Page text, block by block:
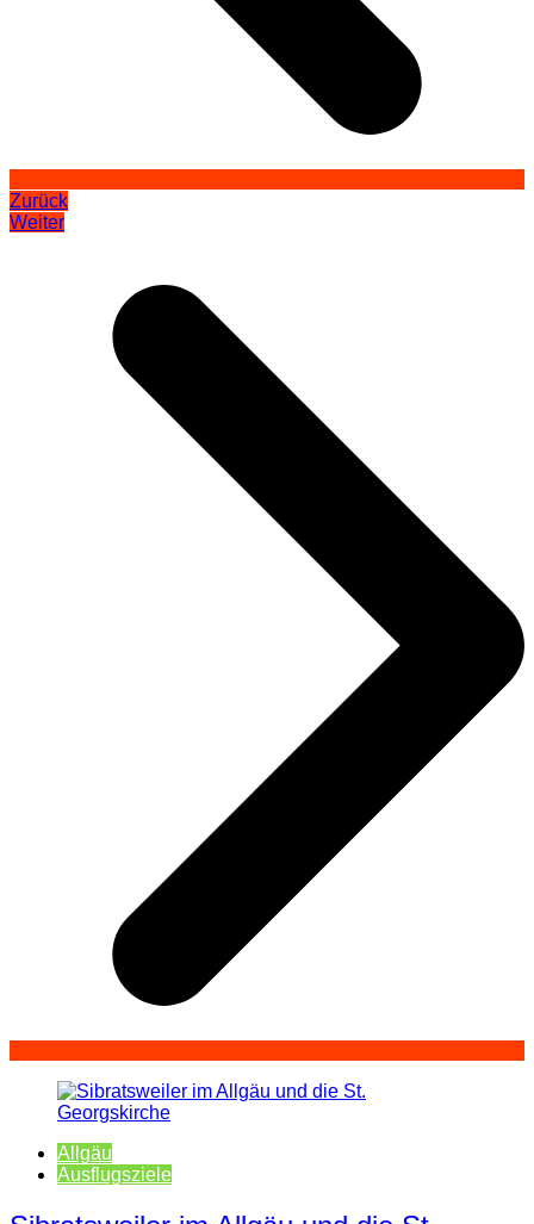
Zurück
Weiter
Allgäu
Ausflugsziele